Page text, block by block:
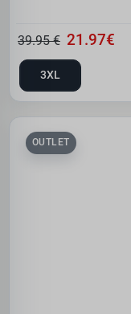
39.95 € 21.97€
3XL
OUTLET